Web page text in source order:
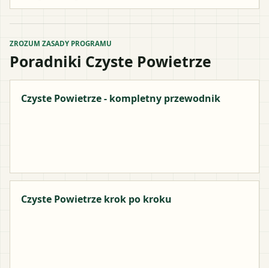
ZROZUM ZASADY PROGRAMU
Poradniki Czyste Powietrze
Czyste Powietrze - kompletny przewodnik
Czyste Powietrze krok po kroku